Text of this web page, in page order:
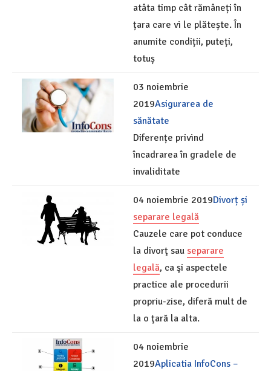
atâta timp cât rămâneți în
țara care vi le plătește. În
anumite condiții, puteți,
totuș
03 noiembrie
2019Asigurarea de
sănătate
Diferențe privind
încadrarea în gradele de
invaliditate
04 noiembrie 2019Divorț și
separare legală
Cauzele care pot conduce
la divorţ sau separare
legală, ca şi aspectele
practice ale procedurii
propriu-zise, diferă mult de
la o ţară la alta.
04 noiembrie
2019Aplicatia InfoCons –